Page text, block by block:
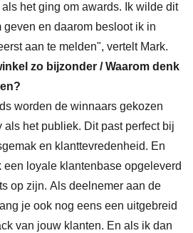
het ging om awards. Ik wilde dit
en daarom besloot ik in
aan te melden", vertelt Mark.
zo bijzonder / Waarom denk
worden de winnaars gekozen
het publiek. Dit past perfect bij
en klanttevredenheid. En
een loyale klantenbase opgeleverd
op zijn. Als deelnemer aan de
je ook nog eens een uitgebreid
van jouw klanten. En als ik dan